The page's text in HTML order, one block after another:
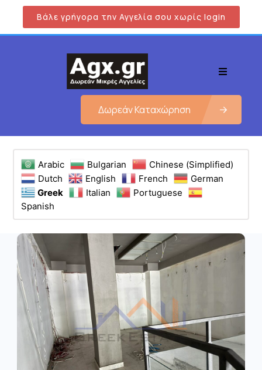
Βάλε γρήγορα την Αγγελία σου χωρίς login
Δωρεάν Καταχώρηση
Arabic Bulgarian
Chinese (Simplified)
Dutch
English French
German
Greek
Italian
Portuguese
Spanish